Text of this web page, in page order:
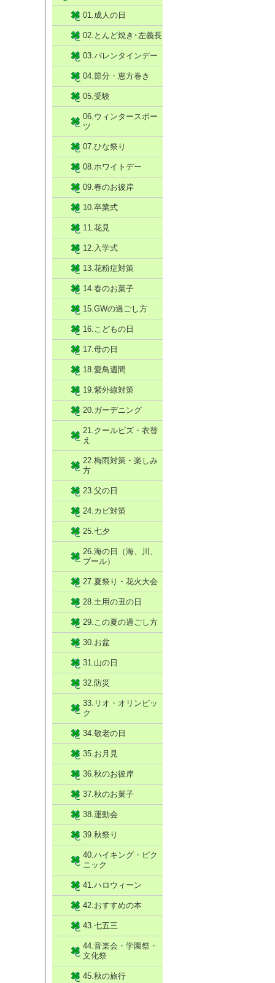
01.成人の日
02.とんど焼き･左義長
03.バレンタインデー
04.節分・恵方巻き
05.受験
06.ウィンタースポー
ツ
07.ひな祭り
08.ホワイトデー
09.春のお彼岸
10.卒業式
11.花見
12.入学式
13.花粉症対策
14.春のお菓子
15.GWの過ごし方
16.こどもの日
17.母の日
18.愛鳥週間
19.紫外線対策
20.ガーデニング
21.クールビズ・衣替
え
22.梅雨対策・楽しみ
方
23.父の日
24.カビ対策
25.七夕
26.海の日（海、川、
プール）
27.夏祭り・花火大会
28.土用の丑の日
29.この夏の過ごし方
30.お盆
31.山の日
32.防災
33.リオ・オリンピッ
ク
34.敬老の日
35.お月見
36.秋のお彼岸
37.秋のお菓子
38.運動会
39.秋祭り
40.ハイキング・ピク
ニック
41.ハロウィーン
42.おすすめの本
43.七五三
44.音楽会・学園祭・
文化祭
45.秋の旅行